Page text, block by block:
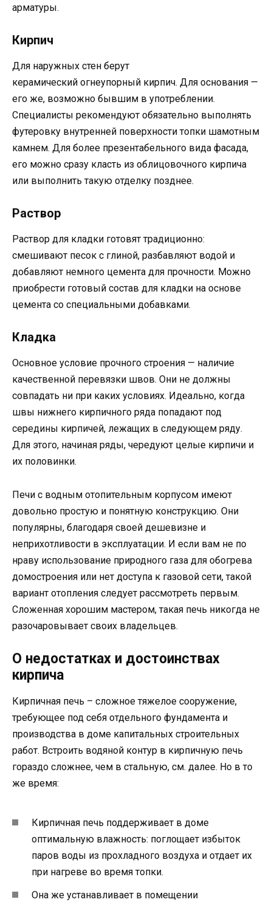
арматуры.
Кирпич
Для наружных стен берут
керамический огнеупорный кирпич. Для основания —
его же, возможно бывшим в употреблении.
Специалисты рекомендуют обязательно выполнять
футеровку внутренней поверхности топки шамотным
камнем. Для более презентабельного вида фасада,
его можно сразу класть из облицовочного кирпича
или выполнить такую отделку позднее.
Раствор
Раствор для кладки готовят традиционно:
смешивают песок с глиной, разбавляют водой и
добавляют немного цемента для прочности. Можно
приобрести готовый состав для кладки на основе
цемента со специальными добавками.
Кладка
Основное условие прочного строения — наличие
качественной перевязки швов. Они не должны
совпадать ни при каких условиях. Идеально, когда
швы нижнего кирпичного ряда попадают под
середины кирпичей, лежащих в следующем ряду.
Для этого, начиная ряды, чередуют целые кирпичи и
их половинки.
Печи с водным отопительным корпусом имеют
довольно простую и понятную конструкцию. Они
популярны, благодаря своей дешевизне и
неприхотливости в эксплуатации. И если вам не по
нраву использование природного газа для обогрева
домостроения или нет доступа к газовой сети, такой
вариант отопления следует рассмотреть первым.
Сложенная хорошим мастером, такая печь никогда не
разочаровывает своих владельцев.
О недостатках и достоинствах
кирпича
Кирпичная печь – сложное тяжелое сооружение,
требующее под себя отдельного фундамента и
производства в доме капитальных строительных
работ. Встроить водяной контур в кирпичную печь
гораздо сложнее, чем в стальную, см. далее. Но в то
же время:
Кирпичная печь поддерживает в доме
оптимальную влажность: поглощает избыток
паров воды из прохладного воздуха и отдает их
при нагреве во время топки.
Она же устанавливает в помещении